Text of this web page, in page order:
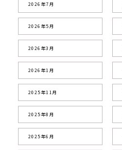
2026年7月
2026年5月
2026年3月
2026年1月
2025年11月
2025年8月
2025年6月